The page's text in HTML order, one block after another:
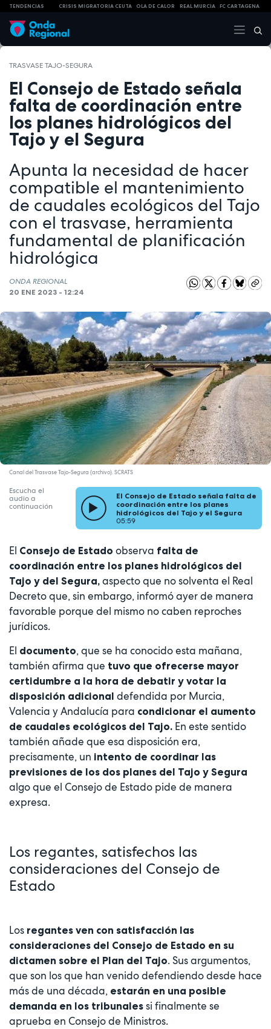
TENDENCIAS CRISIS MIGRATORIA CEUTA OLA DE CALOR REAL MURCIA FC CARTAGENA
TRASVASE TAJO-SEGURA
El Consejo de Estado señala
falta de coordinación entre
los planes hidrológicos del
Tajo y el Segura
Apunta la necesidad de hacer
compatible el mantenimiento
de caudales ecológicos del Tajo
con el trasvase, herramienta
fundamental de planificación
hidrológica
ONDA REGIONAL
20 ENE 2023 - 12:24
Canal del Trasvase Tajo-Segura (archivo). SCRATS
Escucha el
audio a
continuación
El Consejo de Estado señala falta de
coordinación entre los planes
hidrológicos del Tajo y el Segura
05:59
El Consejo de Estado observa falta de
coordinación entre los planes hidrológicos del
Tajo y del Segura, aspecto que no solventa el Real
Decreto que, sin embargo, informó ayer de manera
favorable porque del mismo no caben reproches
jurídicos.
El documento, que se ha conocido esta mañana,
también afirma que tuvo que ofrecerse mayor
certidumbre a la hora de debatir y votar la
disposición adicional defendida por Murcia,
Valencia y Andalucía para condicionar el aumento
de caudales ecológicos del Tajo. En este sentido
también añade que esa disposición era,
precisamente, un intento de coordinar las
previsiones de los dos planes del Tajo y Segura
algo que el Consejo de Estado pide de manera
expresa.
Los regantes, satisfechos las
consideraciones del Consejo de
Estado
Los regantes ven con satisfacción las
consideraciones del Consejo de Estado en su
dictamen sobre el Plan del Tajo. Sus argumentos,
que son los que han venido defendiendo desde hace
más de una década, estarán en una posible
demanda en los tribunales si finalmente se
aprueba en Consejo de Ministros.